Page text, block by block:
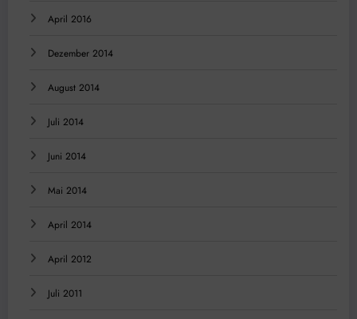
April 2016
Dezember 2014
August 2014
Juli 2014
Juni 2014
Mai 2014
April 2014
April 2012
Juli 2011